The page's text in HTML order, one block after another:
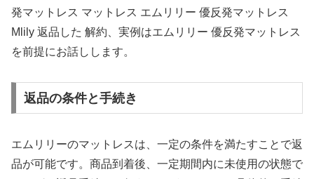
発マットレス マットレス エムリリー 優反発マットレス
Mlily 返品した 解約、実例はエムリリー 優反発マットレス
を前提にお話しします。
返品の条件と手続き
エムリリーのマットレスは、一定の条件を満たすことで返
品が可能です。商品到着後、一定期間内に未使用の状態で